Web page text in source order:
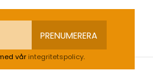
PRENUMERERA
vår integritetspolicy.